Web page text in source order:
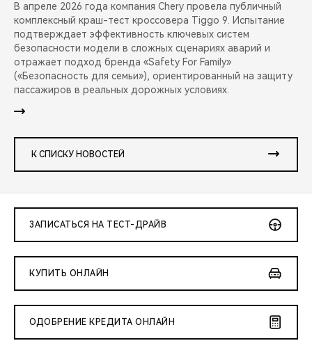
В апреле 2026 года компания Chery провела публичный
комплексный краш-тест кроссовера Tiggo 9. Испытание
подтверждает эффективность ключевых систем
безопасности модели в сложных сценариях аварий и
отражает подход бренда «Safety For Family»
(«Безопасность для семьи»), ориентированный на защиту
пассажиров в реальных дорожных условиях.
К СПИСКУ НОВОСТЕЙ
ЗАПИСАТЬСЯ НА ТЕСТ-ДРАЙВ
КУПИТЬ ОНЛАЙН
ОДОБРЕНИЕ КРЕДИТА ОНЛАЙН